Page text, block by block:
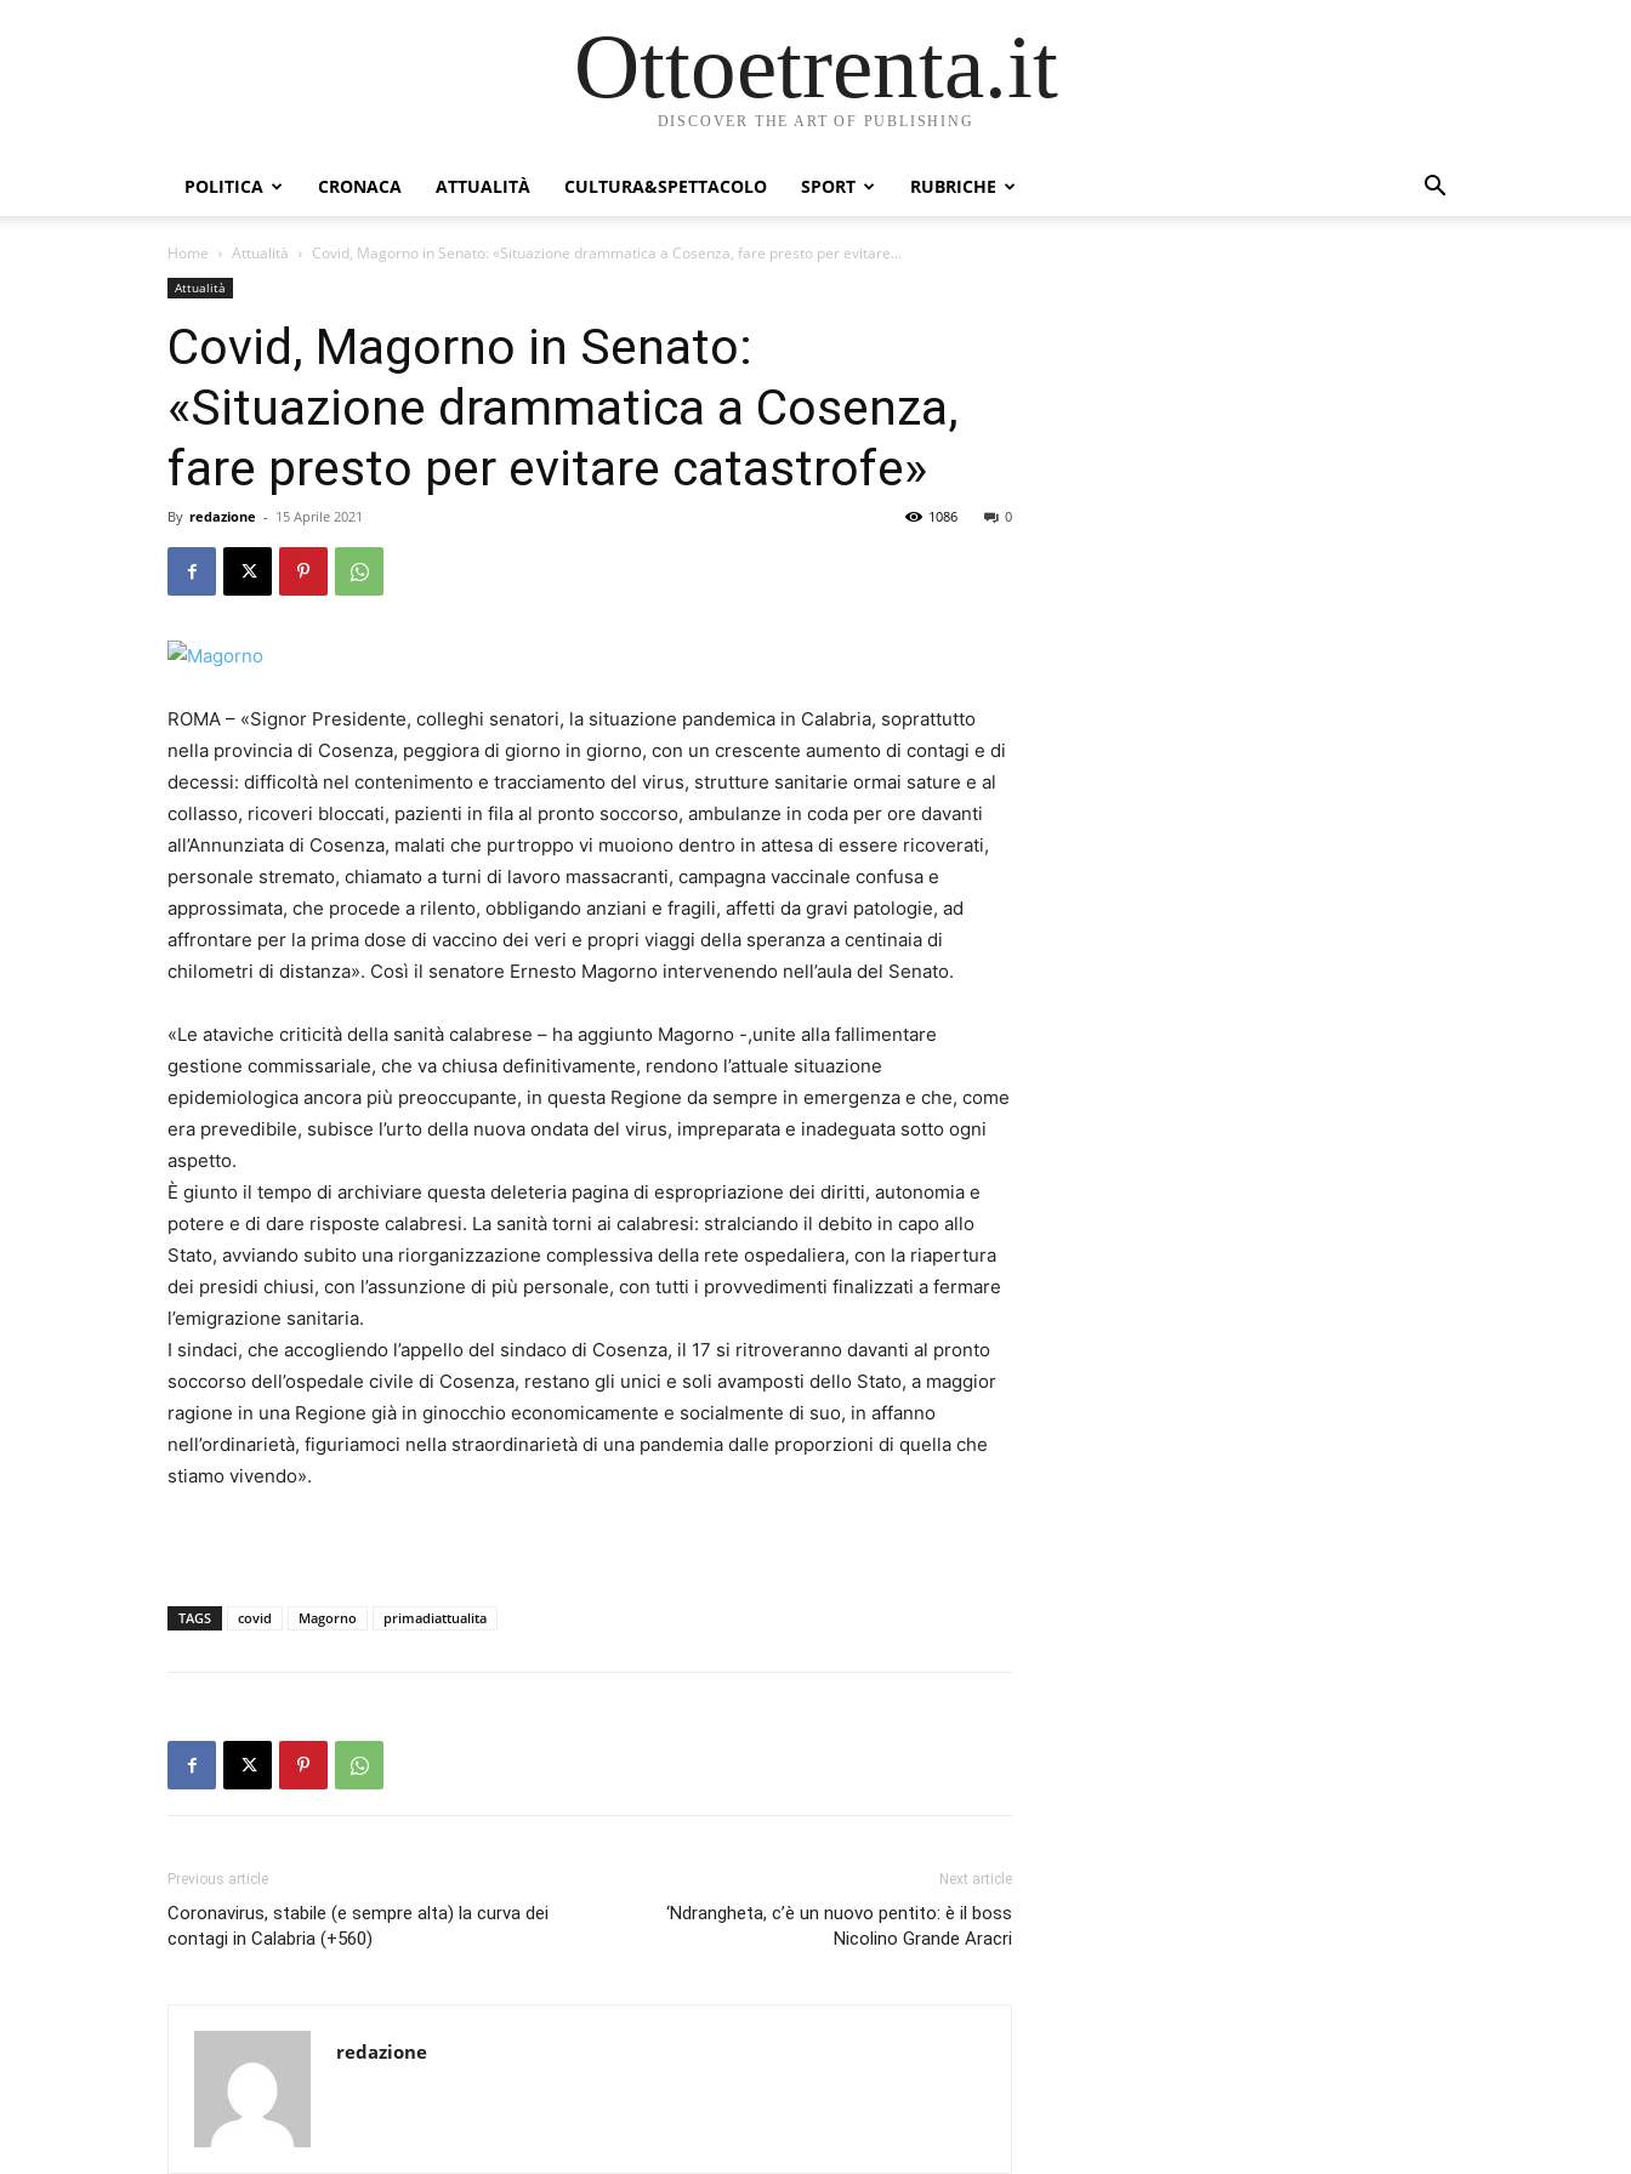
Ottoetrenta.it
DISCOVER THE ART OF PUBLISHING
POLITICA CRONACA ATTUALITÀ CULTURA&SPETTACOLO SPORT RUBRICHE
Home Attualità Covid, Magorno in Senato: «Situazione drammatica a Cosenza, fare presto per evitare...
Attualità
Covid, Magorno in Senato:
«Situazione drammatica a Cosenza,
fare presto per evitare catastrofe»
By redazione - 15 Aprile 2021 0
1086
ROMA – «Signor Presidente, colleghi senatori, la situazione pandemica in Calabria, soprattutto
nella provincia di Cosenza, peggiora di giorno in giorno, con un crescente aumento di contagi e di
decessi: difficoltà nel contenimento e tracciamento del virus, strutture sanitarie ormai sature e al
collasso, ricoveri bloccati, pazienti in fila al pronto soccorso, ambulanze in coda per ore davanti
all’Annunziata di Cosenza, malati che purtroppo vi muoiono dentro in attesa di essere ricoverati,
personale stremato, chiamato a turni di lavoro massacranti, campagna vaccinale confusa e
approssimata, che procede a rilento, obbligando anziani e fragili, affetti da gravi patologie, ad
affrontare per la prima dose di vaccino dei veri e propri viaggi della speranza a centinaia di
chilometri di distanza». Così il senatore Ernesto Magorno intervenendo nell’aula del Senato.
«Le ataviche criticità della sanità calabrese – ha aggiunto Magorno -,unite alla fallimentare
gestione commissariale, che va chiusa definitivamente, rendono l’attuale situazione
epidemiologica ancora più preoccupante, in questa Regione da sempre in emergenza e che, come
era prevedibile, subisce l’urto della nuova ondata del virus, impreparata e inadeguata sotto ogni
aspetto.
È giunto il tempo di archiviare questa deleteria pagina di espropriazione dei diritti, autonomia e
potere e di dare risposte calabresi. La sanità torni ai calabresi: stralciando il debito in capo allo
Stato, avviando subito una riorganizzazione complessiva della rete ospedaliera, con la riapertura
dei presidi chiusi, con l’assunzione di più personale, con tutti i provvedimenti finalizzati a fermare
l’emigrazione sanitaria.
I sindaci, che accogliendo l’appello del sindaco di Cosenza, il 17 si ritroveranno davanti al pronto
soccorso dell’ospedale civile di Cosenza, restano gli unici e soli avamposti dello Stato, a maggior
ragione in una Regione già in ginocchio economicamente e socialmente di suo, in affanno
nell’ordinarietà, figuriamoci nella straordinarietà di una pandemia dalle proporzioni di quella che
stiamo vivendo».
TAGS covid Magorno primadiattualita
Previous article
Coronavirus, stabile (e sempre alta) la curva dei
contagi in Calabria (+560)
Next article
‘Ndrangheta, c’è un nuovo pentito: è il boss
Nicolino Grande Aracri
redazione